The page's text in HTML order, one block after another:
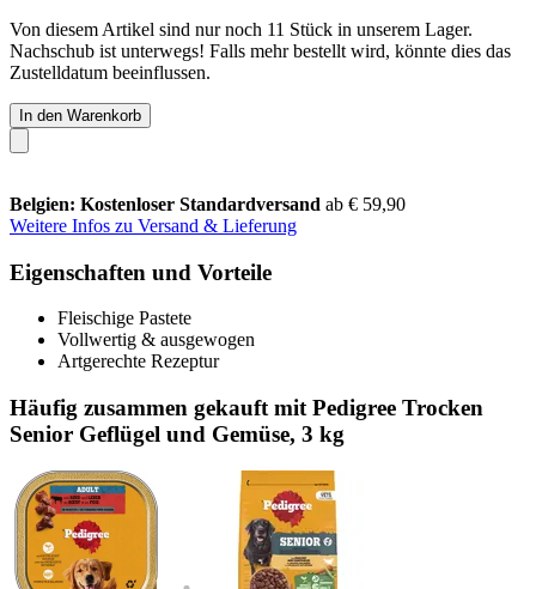
Von diesem Artikel sind nur noch 11 Stück in unserem Lager.
Nachschub ist unterwegs! Falls mehr bestellt wird, könnte dies das
Zustelldatum beeinflussen.
In den Warenkorb
Belgien: Kostenloser Standardversand ab € 59,90
Weitere Infos zu Versand & Lieferung
Eigenschaften und Vorteile
Fleischige Pastete
Vollwertig & ausgewogen
Artgerechte Rezeptur
Häufig zusammen gekauft mit Pedigree Trocken
Senior Geflügel und Gemüse, 3 kg